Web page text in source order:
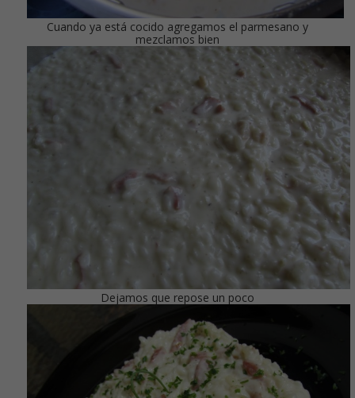
Cuando ya está cocido agregamos el parmesano y
mezclamos bien
Dejamos que repose un poco